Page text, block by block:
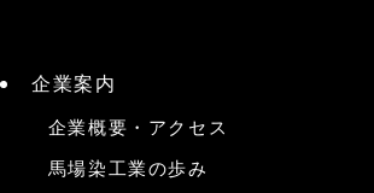
企業案内
企業概要・アクセス
馬場染工業の歩み